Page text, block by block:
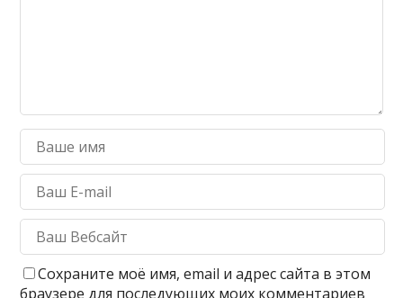
Сохраните моё имя, email и адрес сайта в этом
браузере для последующих моих комментариев